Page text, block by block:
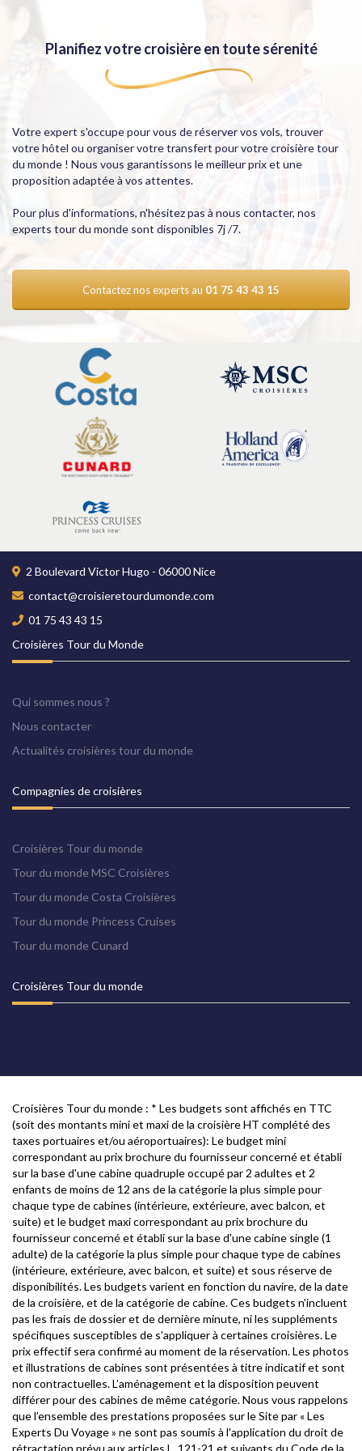
Découvrir
Croisière tour du monde
14 semaines à bord du Queen Elizabeth
Dès 13690 €
Découvrir
16 semaines à bord du Queen Elizabeth
Découvrir
Croisière tour du monde
9 semaines à bord du Queen Anne
Dès 9190 €
Découvrir
Croisière tour du monde
83 nuits à bord du Queen Victoria
Dès 14170 €
Planifiez votre croisière en toute sérenité
Votre expert s'occupe pour vous de réserver vos vols, trouver
votre hôtel ou organiser votre transfert pour votre croisière tour
du monde ! Nous vous garantissons le meilleur prix et une
proposition adaptée à vos attentes.
Pour plus d'informations, n'hésitez pas à nous contacter, nos
experts tour du monde sont disponibles 7j /7.
Contactez nos experts au 01 75 43 43 15
2 Boulevard Victor Hugo - 06000 Nice
contact@croisieretourdumonde.com
01 75 43 43 15
Croisières Tour du Monde
Qui sommes nous ?
Nous contacter
Actualités croisières tour du monde
Compagnies de croisières
Croisières Tour du monde
Tour du monde MSC Croisières
Tour du monde Costa Croisières
Tour du monde Princess Cruises
Tour du monde Cunard
Croisières Tour du monde
Croisières Tour du monde : * Les budgets sont affichés en TTC
(soit des montants mini et maxi de la croisière HT complété des
taxes portuaires et/ou aéroportuaires): Le budget mini
correspondant au prix brochure du fournisseur concerné et établi
sur la base d'une cabine quadruple occupé par 2 adultes et 2
enfants de moins de 12 ans de la catégorie la plus simple pour
chaque type de cabines (intérieure, extérieure, avec balcon, et
suite) et le budget maxi correspondant au prix brochure du
fournisseur concerné et établi sur la base d'une cabine single (1
adulte) de la catégorie la plus simple pour chaque type de cabines
(intérieure, extérieure, avec balcon, et suite) et sous réserve de
disponibilités. Les budgets varient en fonction du navire, de la date
de la croisière, et de la catégorie de cabine. Ces budgets n'incluent
pas les frais de dossier et de dernière minute, ni les suppléments
spécifiques susceptibles de s'appliquer à certaines croisières. Le
prix effectif sera confirmé au moment de la réservation. Les photos
et illustrations de cabines sont présentées à titre indicatif et sont
non contractuelles. L’aménagement et la disposition peuvent
différer pour des cabines de même catégorie. Nous vous rappelons
que l’ensemble des prestations proposées sur le Site par « Les
Experts Du Voyage » ne sont pas soumis à l'application du droit de
rétractation prévu aux articles L. 121-21 et suivants du Code de la